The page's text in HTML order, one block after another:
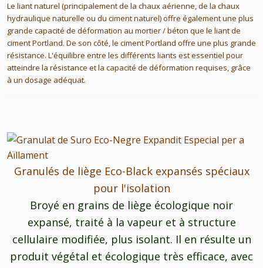
Le liant naturel (principalement de la chaux aérienne, de la chaux
hydraulique naturelle ou du ciment naturel) offre également une plus
grande capacité de déformation au mortier / béton que le liant de
ciment Portland. De son côté, le ciment Portland offre une plus grande
résistance. L'équilibre entre les différents liants est essentiel pour
atteindre la résistance et la capacité de déformation requises, grâce
à un dosage adéquat.
Granulés de liège Eco-Black expansés spéciaux
pour l'isolation
Broyé en grains de liège écologique noir
expansé, traité à la vapeur et à structure
cellulaire modifiée, plus isolant. Il en résulte un
produit végétal et écologique très efficace, avec